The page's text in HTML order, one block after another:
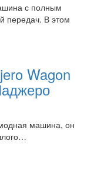
с полным
передач. В этом
Wagon
машина, он